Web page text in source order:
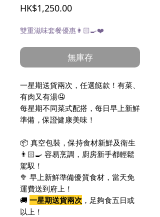
HK$1,250.00價
雙重滋味套餐優惠👩🏻‍🍳❤️
無庫存
一星期送貨兩次，任選餸款！有菜、
有肉又有湯🤤
每星期不同菜式配搭，每日早上新鮮
準備，保證健康美味！
📦 真空包裝，保持食材新鮮及衛生
👨🏻‍🍳 容易烹調，廚房新手都輕鬆
駕馭！
🥦 早上新鮮準備優質食材，當天免
運費送到府上！
🚚 一星期送貨兩次 ，足夠食五日或
以上！